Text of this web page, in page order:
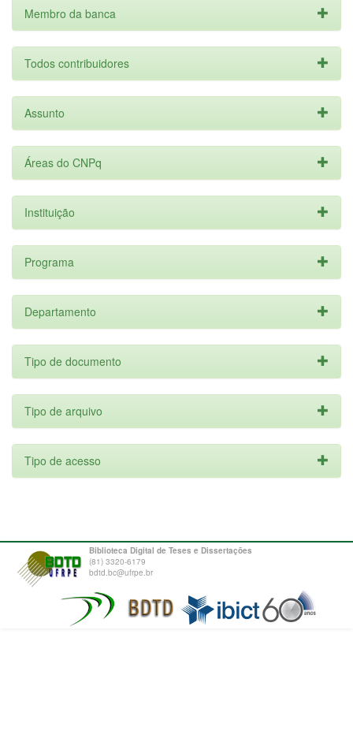
Membro da banca
Todos contribuidores
Assunto
Áreas do CNPq
Instituição
Programa
Departamento
Tipo de documento
Tipo de arquivo
Tipo de acesso
Biblioteca Digital de Teses e Dissertações
(81) 3320-6179
bdtd.bc@ufrpe.br